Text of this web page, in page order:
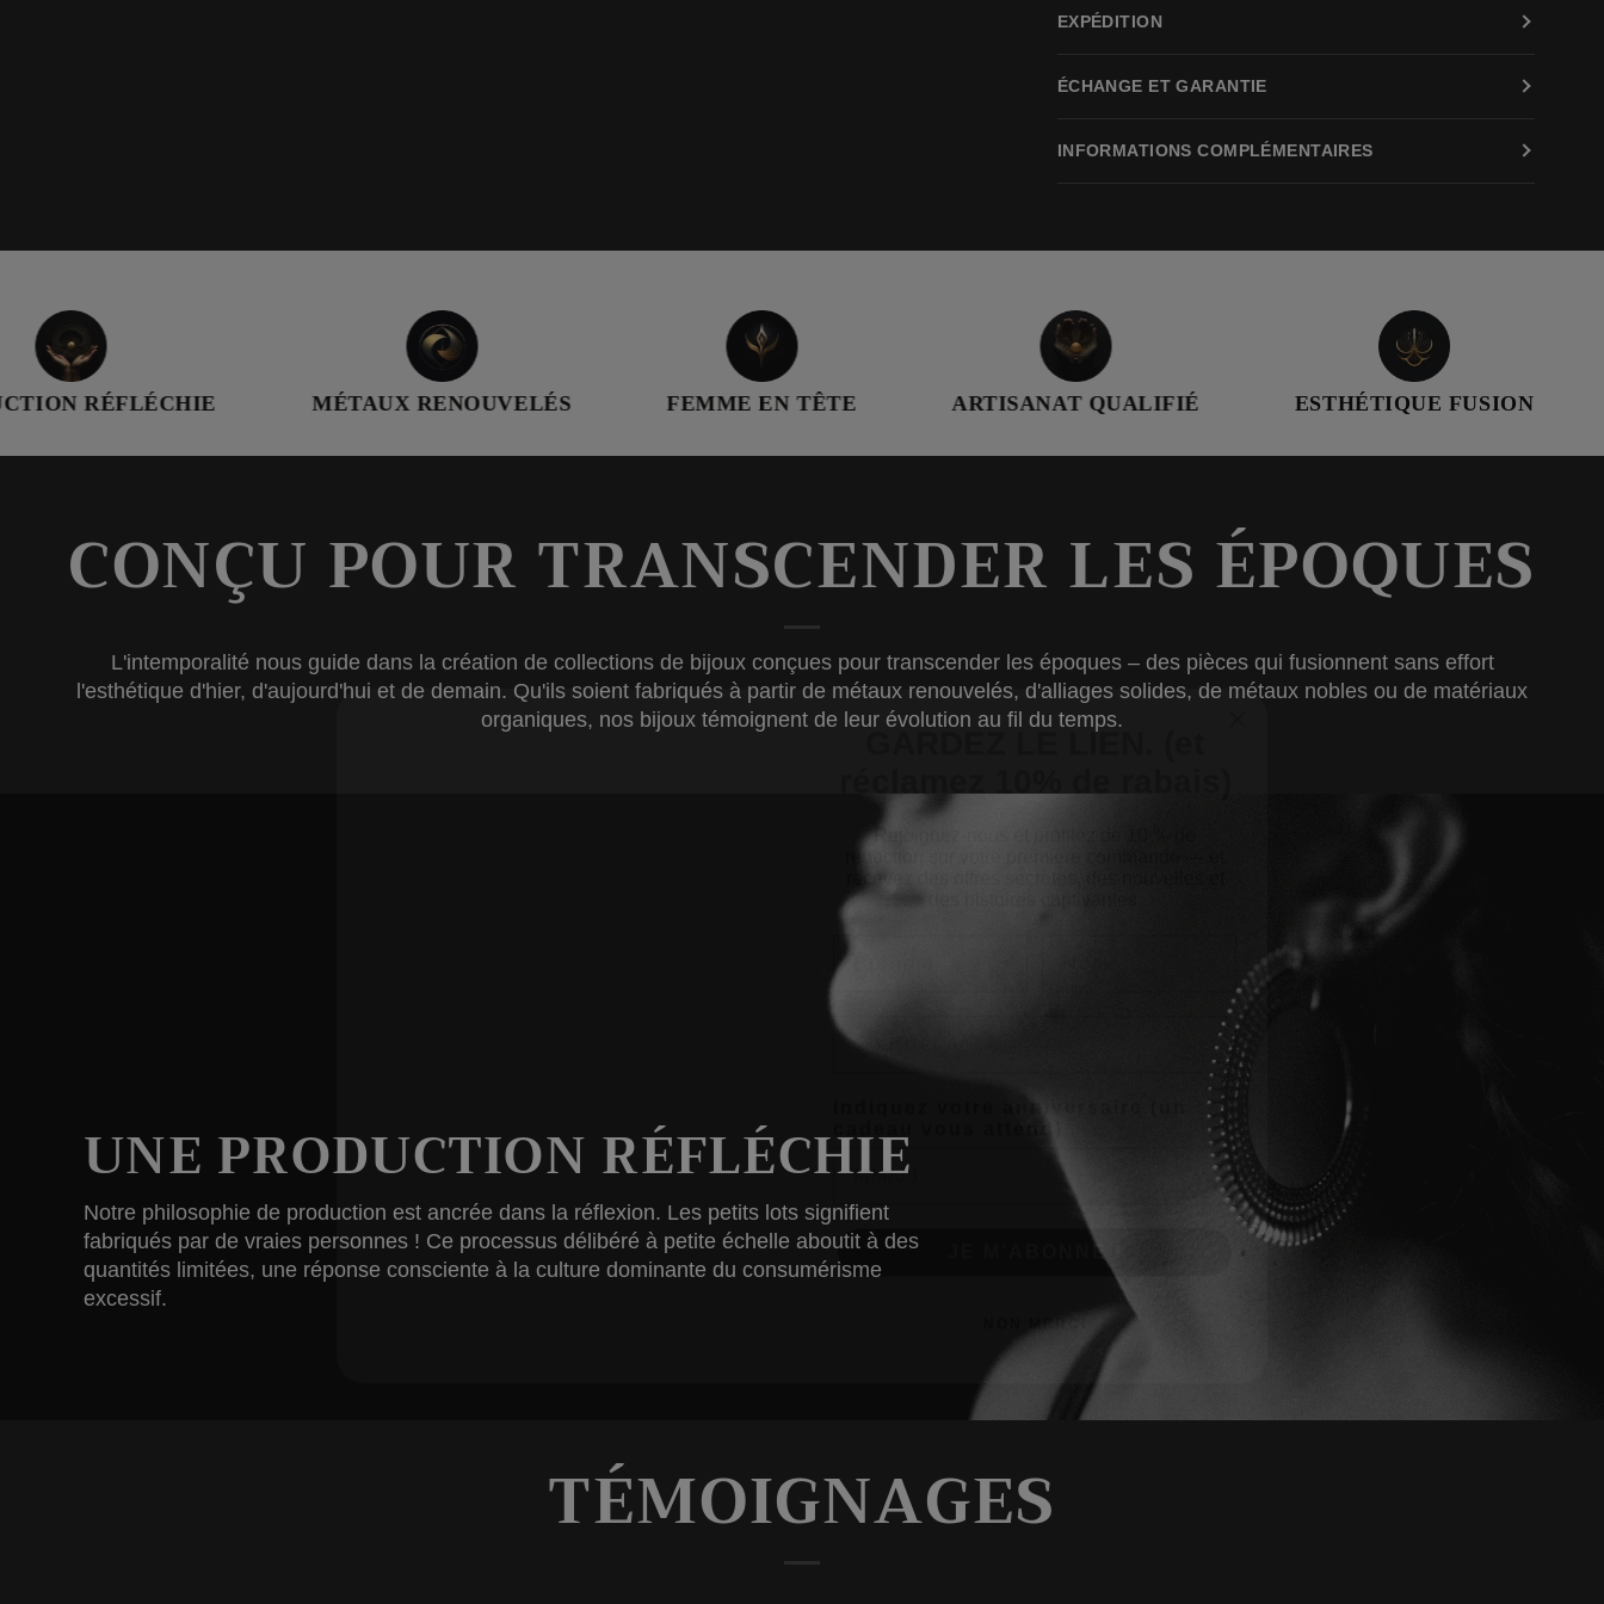
EXPÉDITION
ÉCHANGE ET GARANTIE
INFORMATIONS COMPLÉMENTAIRES
MÉTAUX RENOUVELÉS FEMME EN TÊTE ARTISANAT QUALIFIÉ ESTHÉTIQUE FUSION
CONÇU POUR TRANSCENDER LES ÉPOQUES
L'intemporalité nous guide dans la création de collections de bijoux conçues pour transcender les époques – des pièces qui fusionnent sans effort
l'esthétique d'hier, d'aujourd'hui et de demain. Qu'ils soient fabriqués à partir de métaux renouvelés, d'alliages solides, de métaux nobles ou de matériaux
organiques, nos bijoux témoignent de leur évolution au fil du temps.
UNE PRODUCTION RÉFLÉCHIE
Notre philosophie de production est ancrée dans la réflexion. Les petits lots signifient
fabriqués par de vraies personnes ! Ce processus délibéré à petite échelle aboutit à des
quantités limitées, une réponse consciente à la culture dominante du consumérisme
excessif.
TÉMOIGNAGES
GARDEZ LE LIEN. (et
réclamez 10% de rabais)
réduction sur votre première commande — et
recevez des offres secrètes, des nouvelles et
Email
Indiquez votre anniversaire (un
cadeau vous attend)
JE M’ABONNE !